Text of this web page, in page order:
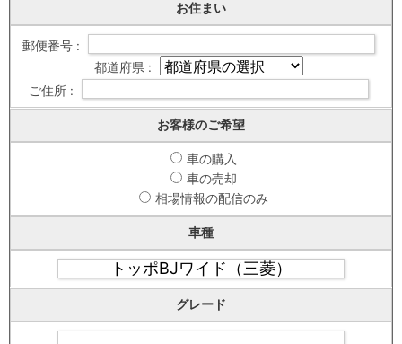
お住まい
郵便番号 :
都道府県 :
ご住所 :
お客様のご希望
車の購入
車の売却
相場情報の配信のみ
車種
グレード